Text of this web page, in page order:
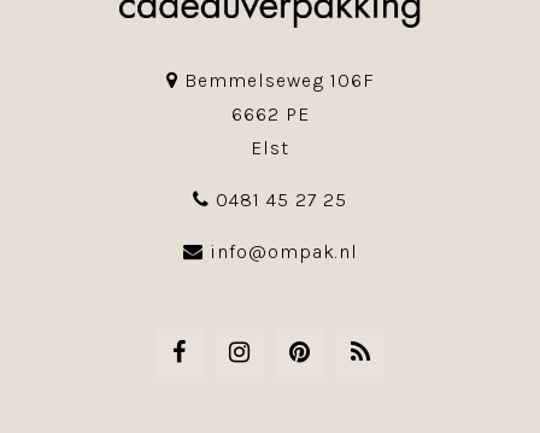
Bemmelseweg 106F
6662 PE
Elst
0481 45 27 25
info@ompak.nl